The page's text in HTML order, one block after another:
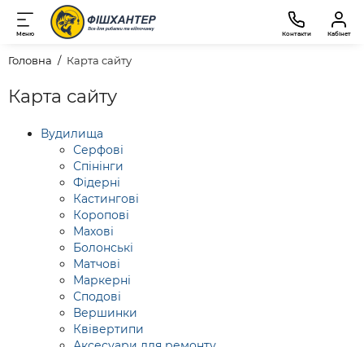
Меню Контакти Кабінет
Головна Карта сайту
Карта сайту
Вудилища
Серфові
Спінінги
Фідерні
Кастингові
Коропові
Махові
Болонські
Матчові
Маркерні
Сподові
Вершинки
Квівертипи